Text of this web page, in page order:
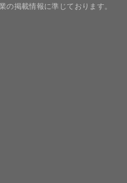
の掲載情報に準じております。